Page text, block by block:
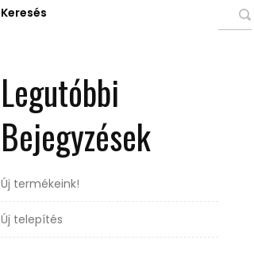
Keresés
Legutóbbi
Bejegyzések
Új termékeink!
Új telepítés